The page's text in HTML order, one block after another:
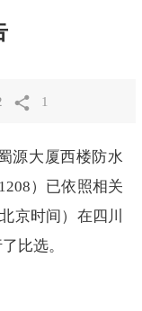
share 1
源大厦西楼防水
）已依照相关
京时间）在四川
比选。